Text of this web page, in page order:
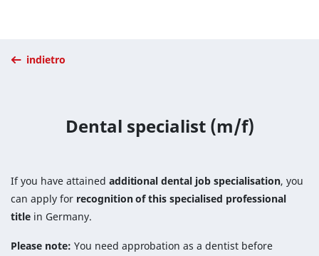
indietro
Dental specialist (m/f)
If you have attained additional dental job specialisation, you
can apply for recognition of this specialised professional
titlein Germany.
Please note: You need approbation as a dentist before